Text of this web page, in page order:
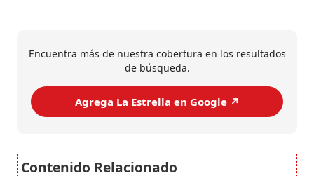
Encuentra más de nuestra cobertura en los resultados
de búsqueda.
Agrega La Estrella en Google ↗️